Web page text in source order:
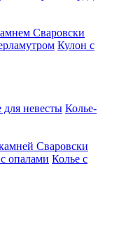
Сваровски
Кулон с
для невесты Колье-
Сваровски
опалами Колье с